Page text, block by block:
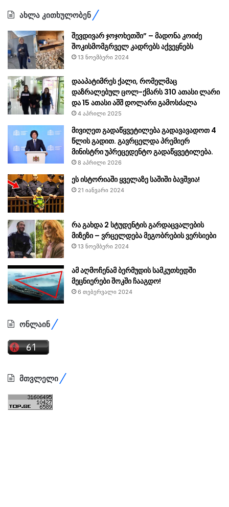
ახლა კითხულობენ
შევდივარ ჯოჯოხეთში” – მადონა კოიძე
შოკისმომგრველ კადრებს აქვეყნებს
13 ნოემბერი 2024
დააპატიმრეს ქალი, რომელმაც
დაზრალებულ ცოლ-ქმარს 310 ათასი ლარი
და 15 ათასი აშშ დოლარი გამოსძალა
4 აპრილი 2025
მივიღეთ გადაწყვეტილება გადავავადოთ 4
წლის გადით. გავრცელდა პრემიერ
მინისტრი უპრეცედენტო გადაწყვეტილება.
8 აპრილი 2026
ეს ისტორიაში ყველაზე საშიში ბავშვია!
21 იანვარი 2024
რა გახდა 2 სტუდენტის გარდაცვალების
მიზეზი – ვრცელდება მეგობრების ვერსიები
13 ნოემბერი 2024
ამ აღმოჩენამ ბერმუდის სამკუთხედში
მეცნიერები შოკში ჩააგდო!
6 თებერვალი 2024
ონლაინ
მთვლელი